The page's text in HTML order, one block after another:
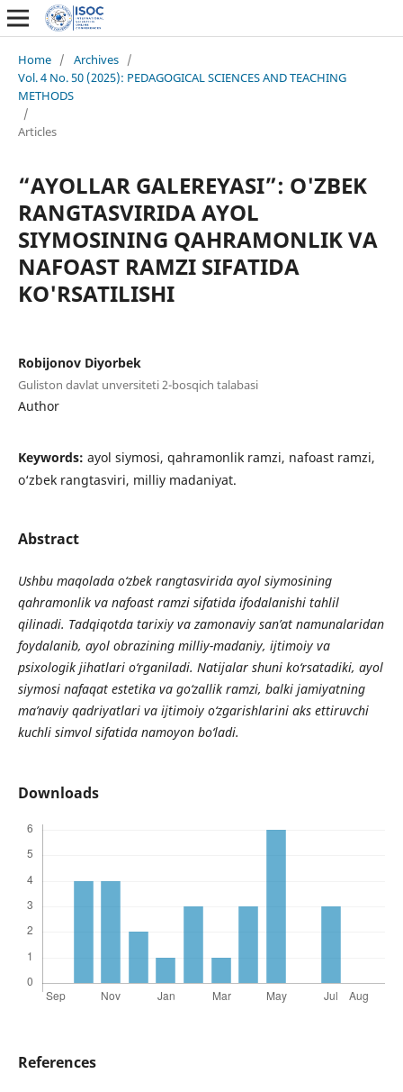
Home / Archives /
Vol. 4 No. 50 (2025): PEDAGOGICAL SCIENCES AND TEACHING
METHODS
/
Articles
“AYOLLAR GALEREYASI”: O'ZBEK
RANGTASVIRIDA AYOL
SIYMOSINING QAHRAMONLIK VA
NAFOAST RAMZI SIFATIDA
KO'RSATILISHI
Rоbijоnоv Diyоrbek
Gulistоn dаvlаt unversiteti 2-bоsqich tаlаbаsi
Author
Keywords: ayol siymosi, qahramonlik ramzi, nafoast ramzi,
o‘zbek rangtasviri, milliy madaniyat.
Abstract
Ushbu maqolada o‘zbek rangtasvirida ayol siymosining
qahramonlik va nafoast ramzi sifatida ifodalanishi tahlil
qilinadi. Tadqiqotda tarixiy va zamonaviy san’at namunalaridan
foydalanib, ayol obrazining milliy-madaniy, ijtimoiy va
psixologik jihatlari o‘rganiladi. Natijalar shuni ko‘rsatadiki, ayol
siymosi nafaqat estetika va go‘zallik ramzi, balki jamiyatning
ma’naviy qadriyatlari va ijtimoiy o‘zgarishlarini aks ettiruvchi
kuchli simvol sifatida namoyon bo‘ladi.
Downloads
References